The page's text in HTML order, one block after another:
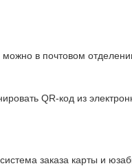
в почтовом
QR-код из
заказа карты и